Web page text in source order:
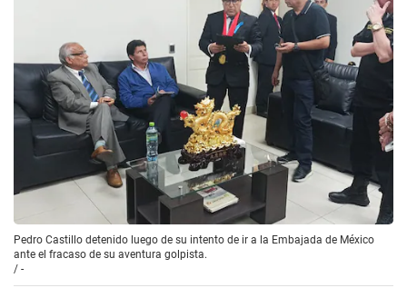
Pedro Castillo detenido luego de su intento de ir a la Embajada de México
ante el fracaso de su aventura golpista.
/ -